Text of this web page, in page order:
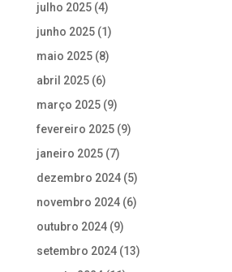
julho 2025(4)
junho 2025(1)
maio 2025(8)
abril 2025(6)
março 2025(9)
fevereiro 2025(9)
janeiro 2025(7)
dezembro 2024(5)
novembro 2024(6)
outubro 2024(9)
setembro 2024(13)